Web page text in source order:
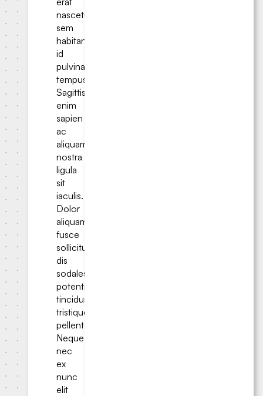
nascetur
sem
habitant
id
pulvinar
tempus.
Sagittis
enim
sapien
ac
aliquam
nostra
ligula
sit
iaculis.
Dolor
aliquam
fusce
sollicitudin
dis
sodales
potenti
tincidunt
tristique
pellentesque.
Neque
nec
ex
nunc
elit